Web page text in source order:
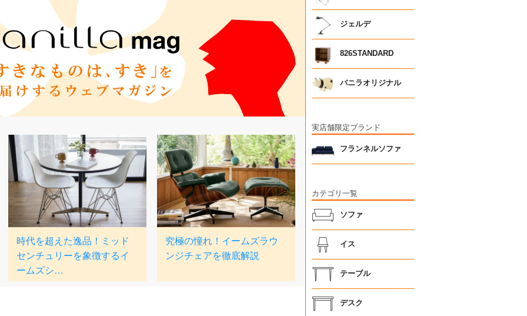
ジェルデ
826STANDARD
バニラオリジナル
実店舗限定ブランド
フランネルソファ
カテゴリ一覧
ソファ
イス
テーブル
デスク